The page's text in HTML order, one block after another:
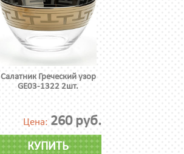
Салатник Греческий узор
GE03-1322 2шт.
Цена: 260 руб.
КУПИТЬ